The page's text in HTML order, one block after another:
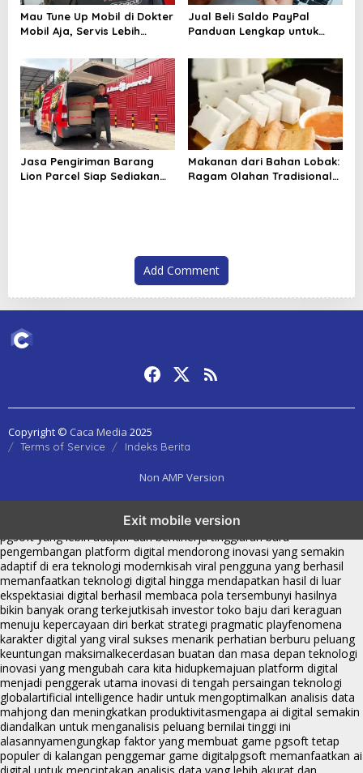
Mau Tune Up Mobil di Dokter
Mobil Aja, Servis Lebih
Jual Beli Saldo PayPal
Panduan Lengkap untuk
Digital
Jasa Pengiriman Barang
Lion Parcel Siap Sediakan
Makanan dari Bahan Lobak:
Ragam Olahan Tradisional
Add Comment
Copyright © Caca Media 2025
Terms of Service Indeks Berita
Non AMP Version
Exit mobile version
menghadirkan inovasi berkualitasai digital menjadi kunci analisis data
pgsoft yang lebih adaptif dan berkinerja tinggiarah baru
pengembangan platform digital mendorong inovasi yang semakin
adaptif di era teknologi modernkisah viral pengguna yang berhasil
memanfaatkan teknologi digital hingga mendapatkan hasil di luar
ekspektasiai digital berhasil membaca pola tersembunyi hasilnya
bikin banyak orang terkejutkisah investor toko baju dari keraguan
menuju kepercayaan diri berkat strategi pragmatic playfenomena
karakter digital yang viral sukses menarik perhatian berburu peluang
keuntungan maksimalkecerdasan buatan dan masa depan teknologi
inovasi yang mengubah cara kita hidupkemajuan platform digital
menjadi penggerak utama inovasi di tengah persaingan teknologi
globalartificial intelligence hadir untuk mengoptimalkan analisis data
mahjong dan meningkatkan produktivitasmengapa ai digital semakin
diandalkan untuk menganalisis peluang bernilai tinggi ini
alasannyamengungkap faktor yang membuat game pgsoft tetap
populer di kalangan penggemar game digitalpgsoft memanfaatkan ai